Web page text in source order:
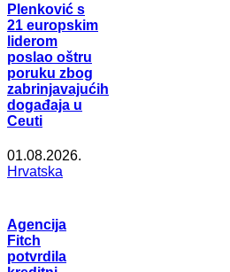
Plenković s
21 europskim
liderom
poslao oštru
poruku zbog
zabrinjavajućih
događaja u
Ceuti
01.08.2026.
Hrvatska
Agencija
Fitch
potvrdila